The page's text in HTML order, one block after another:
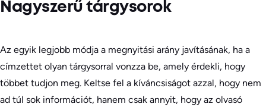
Nagyszerű tárgysorok
Az egyik legjobb módja a megnyitási arány javításának, ha a
címzettet olyan tárgysorral vonzza be, amely érdekli, hogy
többet tudjon meg. Keltse fel a kíváncsiságot azzal, hogy nem
ad túl sok információt, hanem csak annyit, hogy az olvasó